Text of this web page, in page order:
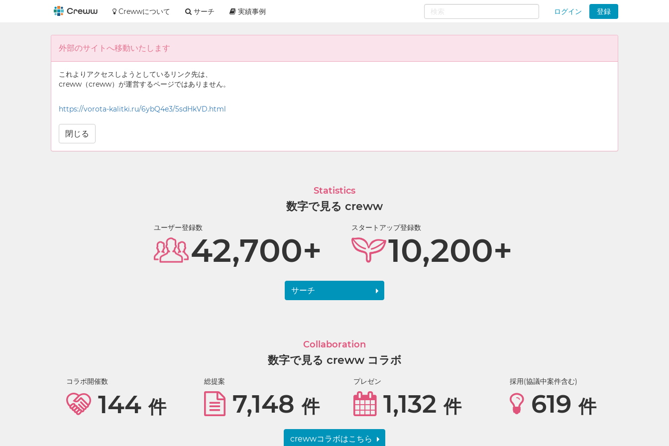
Crewwについて サーチ 実績事例 ログイン
登録
selections
外部のサイトへ移動いたします
これよりアクセスしようとしているリンク先は、
creww（creww）が運営するページではありません。
https://vorota-kalitki.ru/6ybQ4e3/5sdHkVD.html
閉じる
Statistics
数字で見る creww
ユーザー登録数
42,700+
スタートアップ登録数
10,200+
サーチ
Collaboration
数字で見る creww コラボ
コラボ開催数
144件
総提案
7,148件
プレゼン
1,132件
採用(協議中案件含む)
619件
crewwコラボはこちら